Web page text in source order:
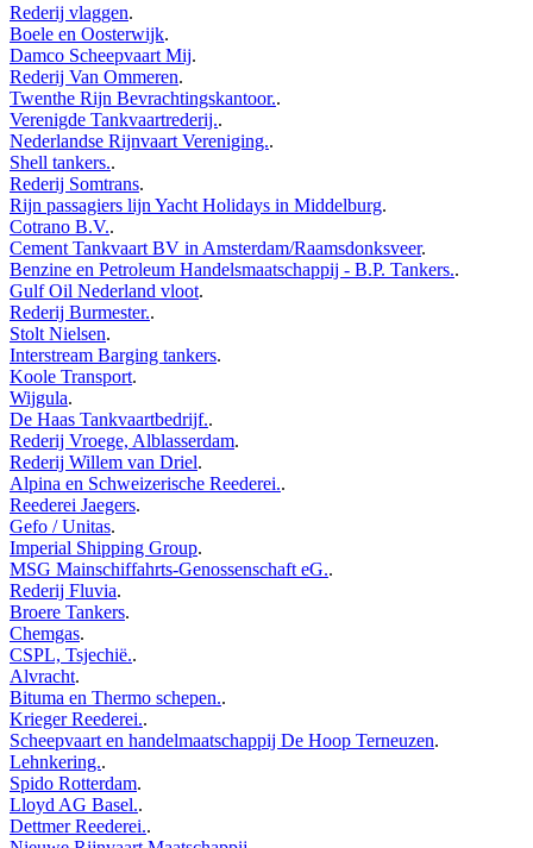
Rederij vlaggen.
Boele en Oosterwijk.
Damco Scheepvaart Mij.
Rederij Van Ommeren.
Twenthe Rijn Bevrachtingskantoor..
Verenigde Tankvaartrederij..
Nederlandse Rijnvaart Vereniging..
Shell tankers..
Rederij Somtrans.
Rijn passagiers lijn Yacht Holidays in Middelburg.
Cotrano B.V..
Cement Tankvaart BV in Amsterdam/Raamsdonksveer.
Benzine en Petroleum Handelsmaatschappij - B.P. Tankers..
Gulf Oil Nederland vloot.
Rederij Burmester..
Stolt Nielsen.
Interstream Barging tankers.
Koole Transport.
Wijgula.
De Haas Tankvaartbedrijf..
Rederij Vroege, Alblasserdam.
Rederij Willem van Driel.
Alpina en Schweizerische Reederei..
Reederei Jaegers.
Gefo / Unitas.
Imperial Shipping Group.
MSG Mainschiffahrts-Genossenschaft eG..
Rederij Fluvia.
Broere Tankers.
Chemgas.
CSPL, Tsjechië..
Alvracht.
Bituma en Thermo schepen..
Krieger Reederei..
Scheepvaart en handelmaatschappij De Hoop Terneuzen.
Lehnkering..
Spido Rotterdam.
Lloyd AG Basel..
Dettmer Reederei..